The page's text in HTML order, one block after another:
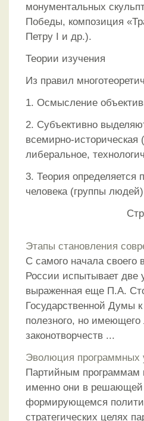
монументальных
Победы, композиция
Петру I и др.).
Теории изучения
Из правил
1. Осмысление
2. Субъективно
всемирно-историческая
либеральное,
3. Теория определяется
человека (группы
Этапы становления
С самого начала своего
России испытывает
выраженная еще П.А.
Государственной Думы
полезного, но
законотворчеств ...
Эволюция программных
Партийным программам
именно они в решающей
формирующемся
стратегических целях